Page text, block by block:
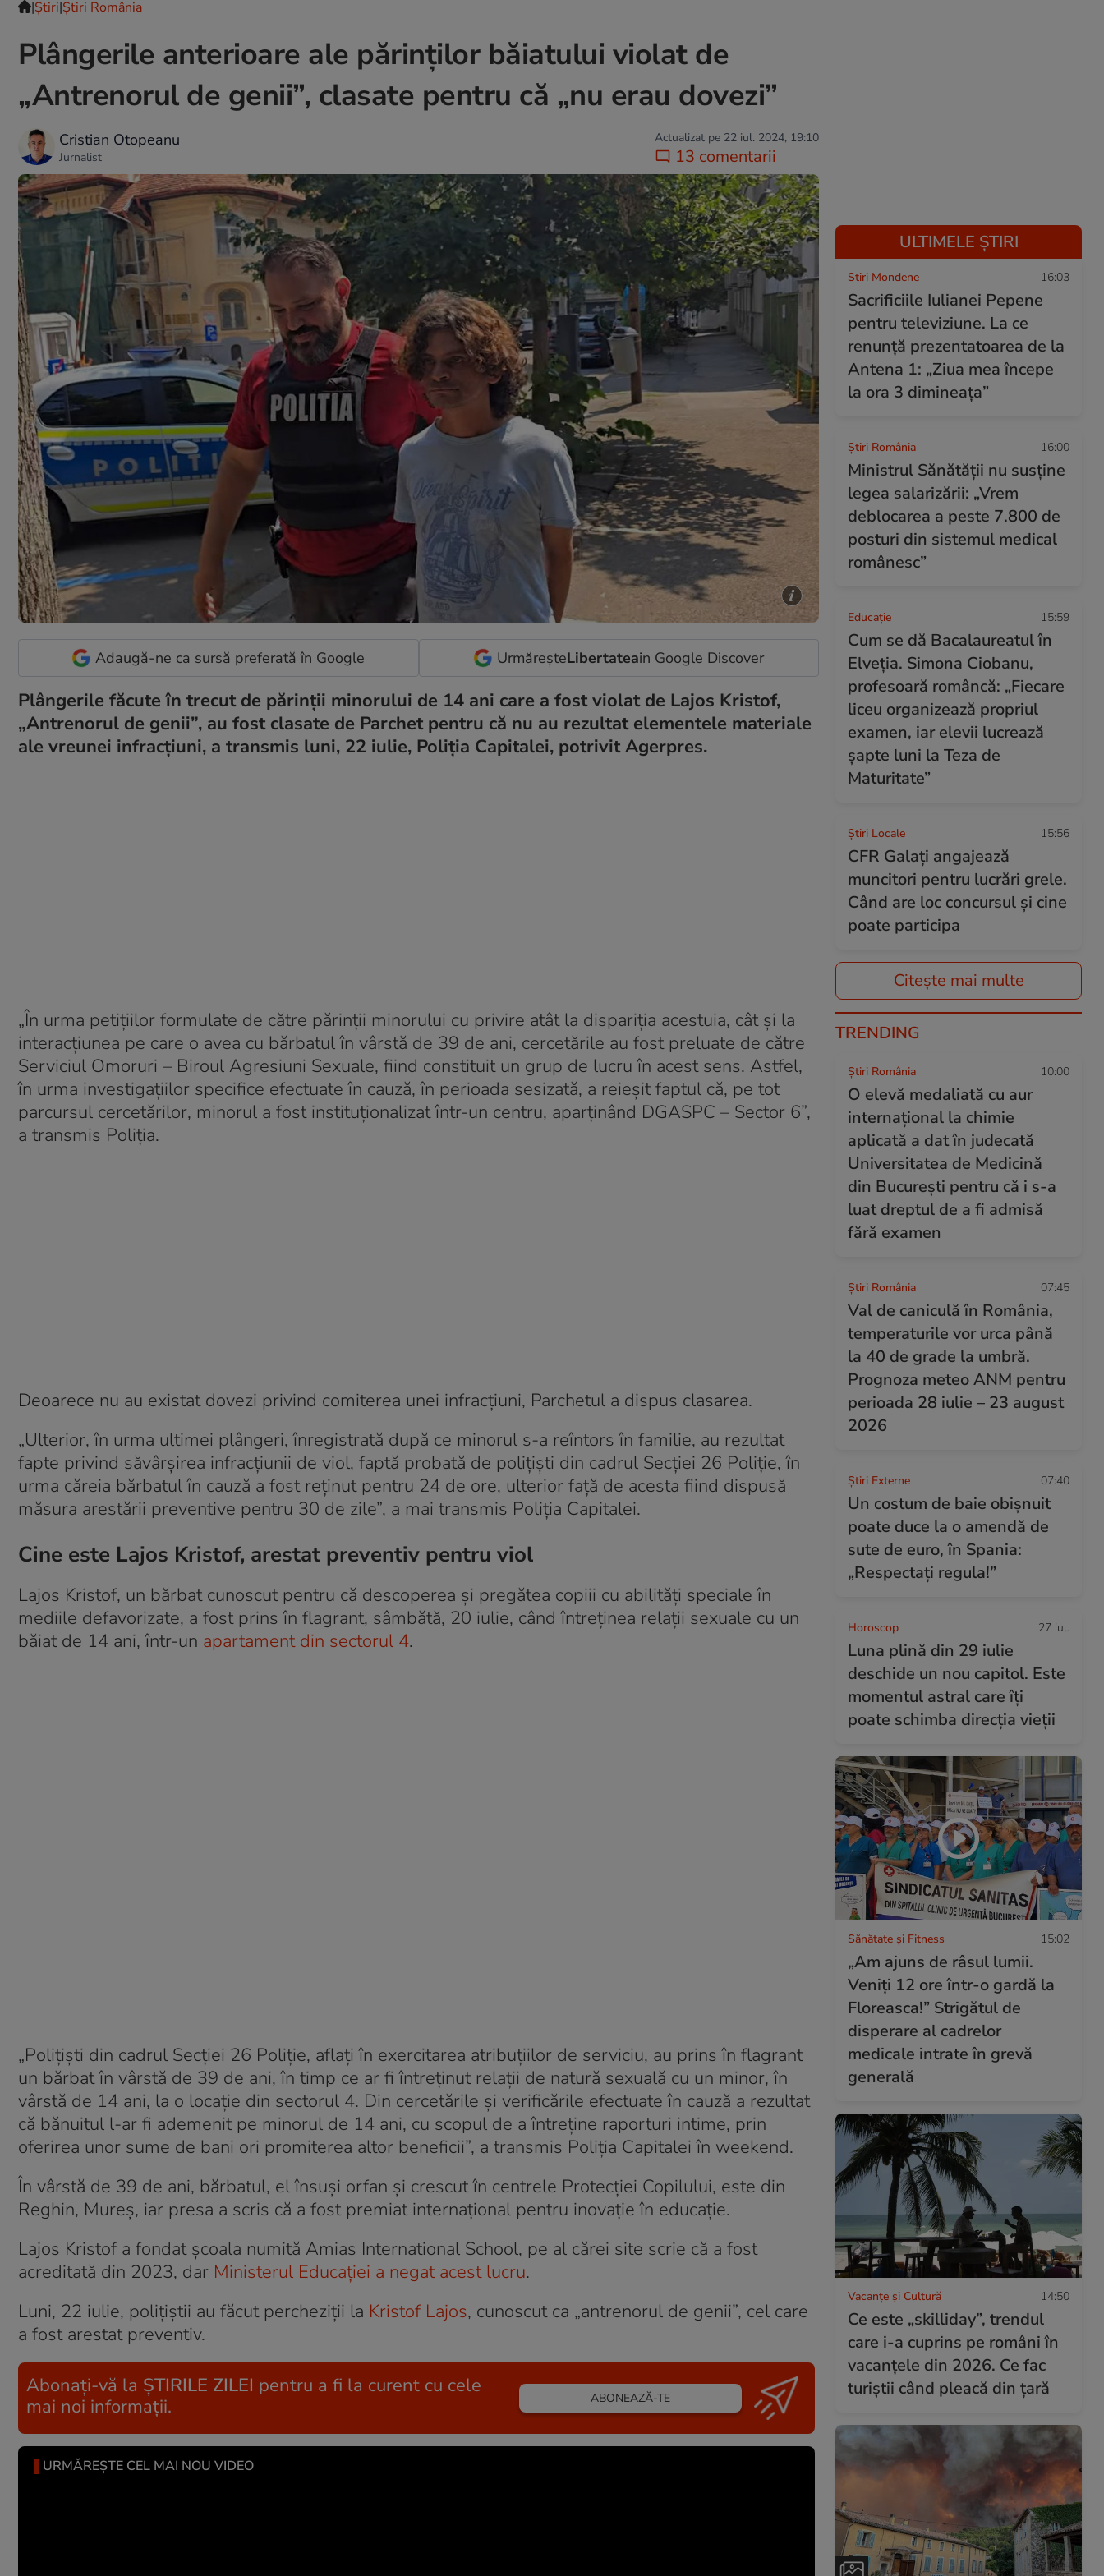
|Ştiri|Știri România
Plângerile anterioare ale părinţilor băiatului violat de
„Antrenorul de genii”, clasate pentru că „nu erau dovezi”
Cristian Otopeanu
Jurnalist
Actualizat pe 22 iul. 2024, 19:10
13 comentarii
Adaugă-ne ca sursă preferată în Google UrmăreșteLibertateain Google Discover
Plângerile făcute în trecut de părinții minorului de 14 ani care a fost violat de Lajos Kristof,
„Antrenorul de genii”, au fost clasate de Parchet pentru că nu au rezultat elementele materiale
ale vreunei infracţiuni, a transmis luni, 22 iulie, Poliția Capitalei, potrivit Agerpres.
„În urma petiţiilor formulate de către părinţii minorului cu privire atât la dispariţia acestuia, cât şi la
interacţiunea pe care o avea cu bărbatul în vârstă de 39 de ani, cercetările au fost preluate de către
Serviciul Omoruri – Biroul Agresiuni Sexuale, fiind constituit un grup de lucru în acest sens. Astfel,
în urma investigaţiilor specifice efectuate în cauză, în perioada sesizată, a reieşit faptul că, pe tot
parcursul cercetărilor, minorul a fost instituţionalizat într-un centru, aparţinând DGASPC – Sector 6”,
a transmis Poliția.
Deoarece nu au existat dovezi privind comiterea unei infracţiuni, Parchetul a dispus clasarea.
„Ulterior, în urma ultimei plângeri, înregistrată după ce minorul s-a reîntors în familie, au rezultat
fapte privind săvârşirea infracţiunii de viol, faptă probată de poliţişti din cadrul Secţiei 26 Poliţie, în
urma căreia bărbatul în cauză a fost reţinut pentru 24 de ore, ulterior faţă de acesta fiind dispusă
măsura arestării preventive pentru 30 de zile”, a mai transmis Poliția Capitalei.
Cine este Lajos Kristof, arestat preventiv pentru viol
Lajos Kristof, un bărbat cunoscut pentru că descoperea şi pregătea copiii cu abilităţi speciale în
mediile defavorizate, a fost prins în flagrant, sâmbătă, 20 iulie, când întreţinea relaţii sexuale cu un
băiat de 14 ani, într-un apartament din sectorul 4.
„Poliţişti din cadrul Secţiei 26 Poliţie, aflaţi în exercitarea atribuţiilor de serviciu, au prins în flagrant
un bărbat în vârstă de 39 de ani, în timp ce ar fi întreţinut relaţii de natură sexuală cu un minor, în
vârstă de 14 ani, la o locaţie din sectorul 4. Din cercetările şi verificările efectuate în cauză a rezultat
că bănuitul l-ar fi ademenit pe minorul de 14 ani, cu scopul de a întreţine raporturi intime, prin
oferirea unor sume de bani ori promiterea altor beneficii”, a transmis Poliţia Capitalei în weekend.
În vârstă de 39 de ani, bărbatul, el însuși orfan și crescut în centrele Protecției Copilului, este din
Reghin, Mureș, iar presa a scris că a fost premiat internațional pentru inovație în educație.
Lajos Kristof a fondat școala numită Amias International School, pe al cărei site scrie că a fost
acreditată din 2023, dar Ministerul Educației a negat acest lucru.
Luni, 22 iulie, polițiștii au făcut percheziţii la Kristof Lajos, cunoscut ca „antrenorul de genii”, cel care
a fost arestat preventiv.
Abonați-vă la ȘTIRILE ZILEI pentru a fi la curent cu cele
mai noi informații.
ABONEAZĂ-TE
URMĂREȘTE CEL MAI NOU VIDEO
ULTIMELE ȘTIRI
Stiri Mondene 16:03
Sacrificiile Iulianei Pepene
pentru televiziune. La ce
renunță prezentatoarea de la
Antena 1: „Ziua mea începe
la ora 3 dimineața”
Știri România 16:00
Ministrul Sănătății nu susține
legea salarizării: „Vrem
deblocarea a peste 7.800 de
posturi din sistemul medical
românesc”
Educație 15:59
Cum se dă Bacalaureatul în
Elveția. Simona Ciobanu,
profesoară româncă: „Fiecare
liceu organizează propriul
examen, iar elevii lucrează
șapte luni la Teza de
Maturitate”
Știri Locale 15:56
CFR Galaţi angajează
muncitori pentru lucrări grele.
Când are loc concursul și cine
poate participa
Citește mai multe
TRENDING
Știri România 10:00
O elevă medaliată cu aur
internațional la chimie
aplicată a dat în judecată
Universitatea de Medicină
din București pentru că i s-a
luat dreptul de a fi admisă
fără examen
Știri România 07:45
Val de caniculă în România,
temperaturile vor urca până
la 40 de grade la umbră.
Prognoza meteo ANM pentru
perioada 28 iulie – 23 august
2026
Știri Externe 07:40
Un costum de baie obișnuit
poate duce la o amendă de
sute de euro, în Spania:
„Respectați regula!”
Horoscop 27 iul.
Luna plină din 29 iulie
deschide un nou capitol. Este
momentul astral care îți
poate schimba direcția vieții
Sănătate și Fitness 15:02
„Am ajuns de râsul lumii.
Veniți 12 ore într-o gardă la
Floreasca!” Strigătul de
disperare al cadrelor
medicale intrate în grevă
generală
Vacanțe și Cultură 14:50
Ce este „skilliday”, trendul
care i-a cuprins pe români în
vacanțele din 2026. Ce fac
turiștii când pleacă din țară